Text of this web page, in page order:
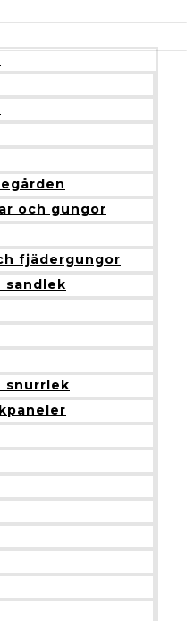
och gungor
fjädergungor
sandlek
snurrlek